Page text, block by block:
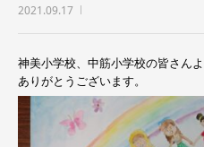
2021.09.17
神美小学校、中筋小学校の皆さん
ありがとうございます。